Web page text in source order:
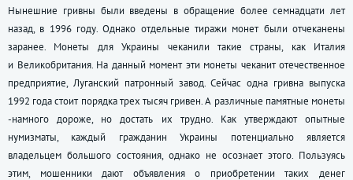
Нынешние гривны были введены в обращение более семнадцати лет
назад, в 1996 году. Однако отдельные тиражи монет были отчеканены
заранее. Монеты для Украины чеканили такие страны, как Италия
и Великобритания. На данный момент эти монеты чеканит отечественное
предприятие, Луганский патронный завод. Сейчас одна гривна выпуска
1992 года стоит порядка трех тысяч гривен. А различные памятные монеты
-намного дороже, но достать их трудно. Как утверждают опытные
нумизматы, каждый гражданин Украины потенциально является
владельцем большого состояния, однако не осознает этого. Пользуясь
этим, мошенники дают объявления о приобретении таких денег